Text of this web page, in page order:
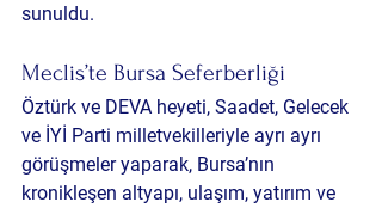
sunuldu.
Meclis’te Bursa Seferberliği
Öztürk ve DEVA heyeti, Saadet, Gelecek
ve İYİ Parti milletvekilleriyle ayrı ayrı
görüşmeler yaparak, Bursa’nın
kronikleşen altyapı, ulaşım, yatırım ve